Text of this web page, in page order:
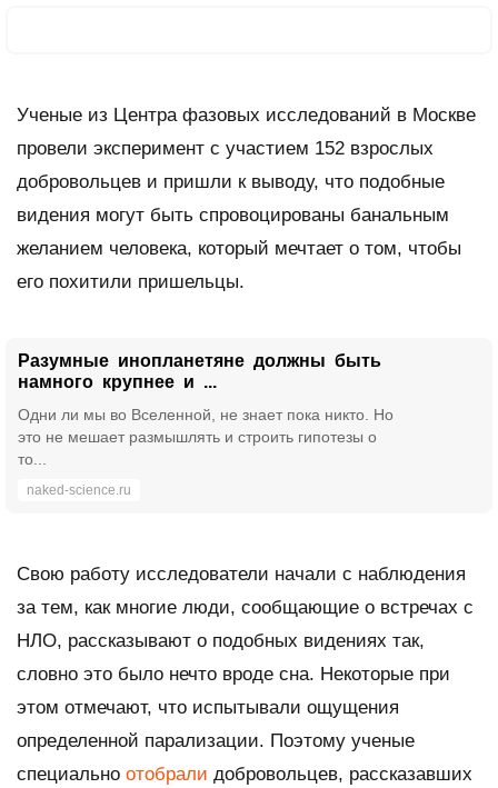
Ученые из Центра фазовых исследований в Москве
провели эксперимент с участием 152 взрослых
добровольцев и пришли к выводу, что подобные
видения могут быть спровоцированы банальным
желанием человека, который мечтает о том, чтобы
его похитили пришельцы.
Разумные инопланетяне должны быть
намного крупнее и ...
Одни ли мы во Вселенной, не знает пока никто. Но
это не мешает размышлять и строить гипотезы о
то...
naked-science.ru
Свою работу исследователи начали с наблюдения
за тем, как многие люди, сообщающие о встречах с
НЛО, рассказывают о подобных видениях так,
словно это было нечто вроде сна. Некоторые при
этом отмечают, что испытывали ощущения
определенной парализации. Поэтому ученые
специально отобрали добровольцев, рассказавших